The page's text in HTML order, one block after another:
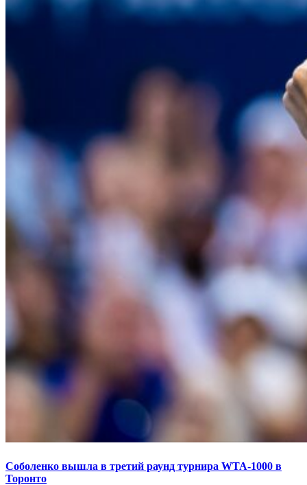
Соболенко вышла в третий раунд турнира WTA-1000 в
Торонто